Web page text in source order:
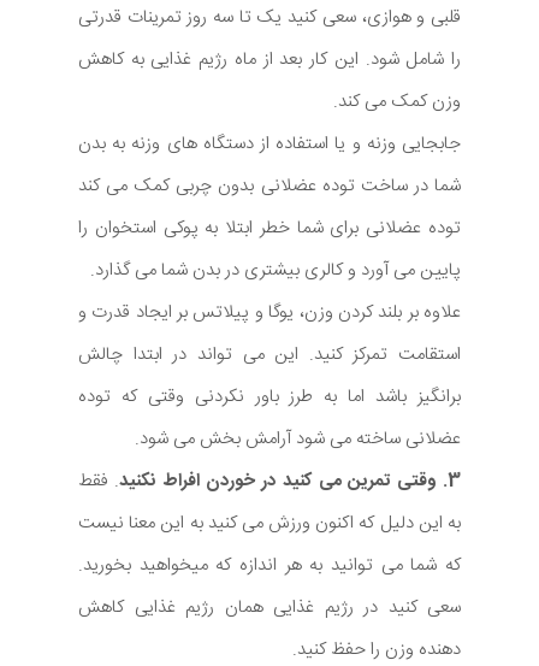
قلبی و هوازی، سعی کنید یک تا سه روز تمرینات قدرتی
را شامل شود. این کار بعد از ماه رژیم غذایی به کاهش
وزن کمک می کند.
جابجایی وزنه و یا استفاده از دستگاه های وزنه به بدن
شما در ساخت توده عضلانی بدون چربی کمک می کند
توده عضلانی برای شما خطر ابتلا به پوکی استخوان را
پایین می آورد و کالری بیشتری در بدن شما می گذارد.
علاوه بر بلند کردن وزن، یوگا و پیلاتس بر ایجاد قدرت و
استقامت تمرکز کنید. این می تواند در ابتدا چالش
برانگیز باشد اما به طرز باور نکردنی وقتی که توده
عضلانی ساخته می شود آرامش بخش می شود.
3. وقتی تمرین می کنید در خوردن افراط نکنید
. فقط
به این دلیل که اکنون ورزش می کنید به این معنا نیست
که شما می توانید به هر اندازه که میخواهید بخورید.
سعی کنید در رژیم غذایی همان رژیم غذایی کاهش
دهنده وزن را حفظ کنید.